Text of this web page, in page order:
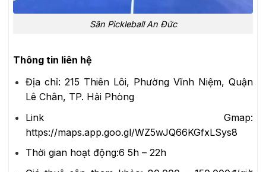
Sân Pickleball An Đức
Thông tin liên hệ
Địa chỉ: 215 Thiên Lôi, Phường Vĩnh Niệm, Quận
Lê Chân, TP. Hải Phòng
Link Gmap:
https://maps.app.goo.gl/WZ5wJQ66KGfxLSys8
Thời gian hoạt động:6 5h – 22h